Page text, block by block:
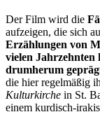
Der Film wird die
aufzeigen, die sich
Erzählungen von
vielen Jahrzehnten
drumherum
die hier regelmäßig
Kulturkirche in St.
einem kurdisch-